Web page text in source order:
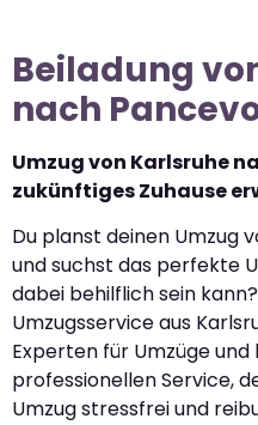
Beiladung
nach
Umzug von Karlsruhe
zukünftiges Zuhause
Du planst deinen Umzug
und suchst das perfekte
dabei behilflich sein
Umzugsservice aus
Experten für Umzüge
professionellen Service,
Umzug stressfrei und